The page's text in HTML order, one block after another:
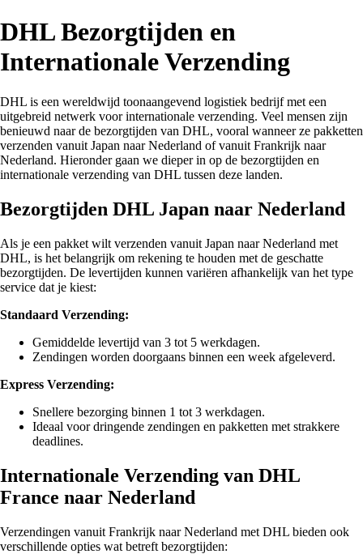
DHL Bezorgtijden en
Internationale Verzending
DHL is een wereldwijd toonaangevend logistiek bedrijf met een
uitgebreid netwerk voor internationale verzending. Veel mensen zijn
benieuwd naar de bezorgtijden van DHL, vooral wanneer ze pakketten
verzenden vanuit Japan naar Nederland of vanuit Frankrijk naar
Nederland. Hieronder gaan we dieper in op de bezorgtijden en
internationale verzending van DHL tussen deze landen.
Bezorgtijden DHL Japan naar Nederland
Als je een pakket wilt verzenden vanuit Japan naar Nederland met
DHL, is het belangrijk om rekening te houden met de geschatte
bezorgtijden. De levertijden kunnen variëren afhankelijk van het type
service dat je kiest:
Standaard Verzending:
Gemiddelde levertijd van 3 tot 5 werkdagen.
Zendingen worden doorgaans binnen een week afgeleverd.
Express Verzending:
Snellere bezorging binnen 1 tot 3 werkdagen.
Ideaal voor dringende zendingen en pakketten met strakkere
deadlines.
Internationale Verzending van DHL
France naar Nederland
Verzendingen vanuit Frankrijk naar Nederland met DHL bieden ook
verschillende opties wat betreft bezorgtijden: